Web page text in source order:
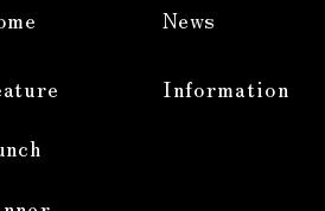
News
Information